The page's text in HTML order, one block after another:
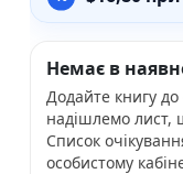
Немає в
Додайте книгу
надішлемо лист,
Список
особистому